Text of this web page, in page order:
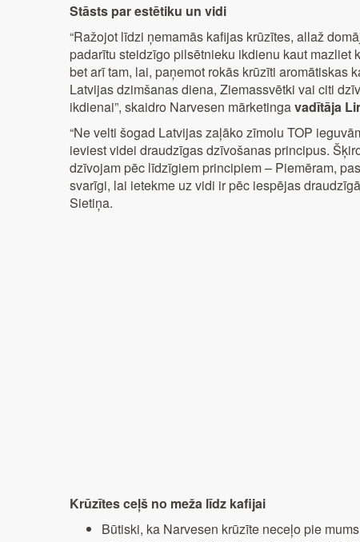
Stāsts par estētiku un vidi
“Ražojot līdzi ņemamās kafijas krūzītes, allaž
padarītu steidzīgo pilsētnieku ikdienu kaut mazliet
bet arī tam, lai, paņemot rokās krūzīti aromātiskas
Latvijas dzimšanas diena, Ziemassvētki vai citi
ikdienai”, skaidro Narvesen mārketingavadītāja
“Ne velti šogad Latvijas zaļāko zīmolu TOP
ieviest videi draudzīgas dzīvošanas principus.
dzīvojam pēc līdzīgiem principiem – Piemēram,
svarīgi, lai ietekme uz vidi ir pēc iespējas
Sietiņa.
Krūzītes ceļš no meža līdz kafijai
Būtiski, ka Narvesen krūzīte neceļo pie